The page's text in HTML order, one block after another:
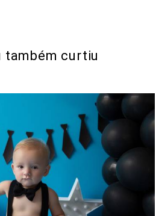
também curtiu